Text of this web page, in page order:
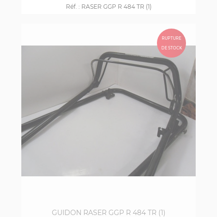
Réf. : RASER GGP R 484 TR (1)
GUIDON RASER GGP R 484 TR (1)
RUPTURE
DE STOCK